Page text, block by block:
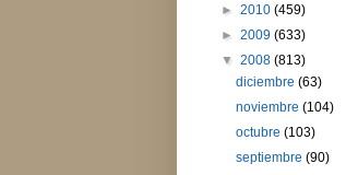
► 2010 (459)
► 2009 (633)
▼ 2008 (813)
diciembre(63)
noviembre(104)
octubre(103)
septiembre(90)